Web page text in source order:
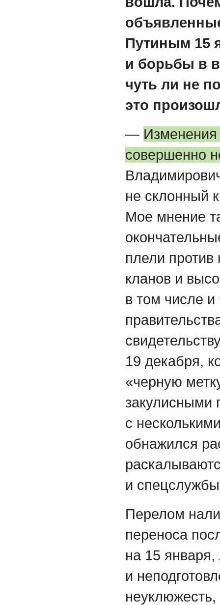
Путиным 15
и борьбы в
чуть ли не
это
— Изменения
совершенно
не склонный
Мое мнение
плели против
кланов и
в том числе
19 декабря,
«черную
закулисными
с
обнажился
и
Перелом
переноса
на 15 января,
и